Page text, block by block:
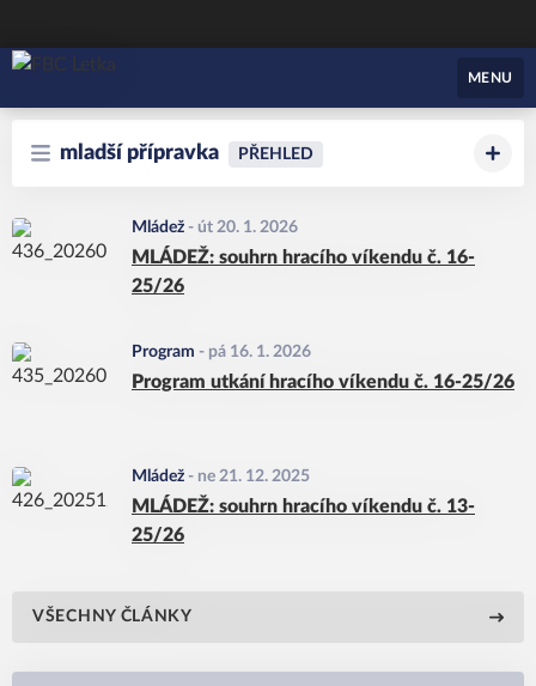
FBC Letka
MENU
mladší přípravka PŘEHLED
Mládež - út 20. 1. 2026
MLÁDEŽ: souhrn hracího víkendu č. 16-
25/26
Program - pá 16. 1. 2026
Program utkání hracího víkendu č. 16-25/26
Mládež - ne 21. 12. 2025
MLÁDEŽ: souhrn hracího víkendu č. 13-
25/26
VŠECHNY ČLÁNKY